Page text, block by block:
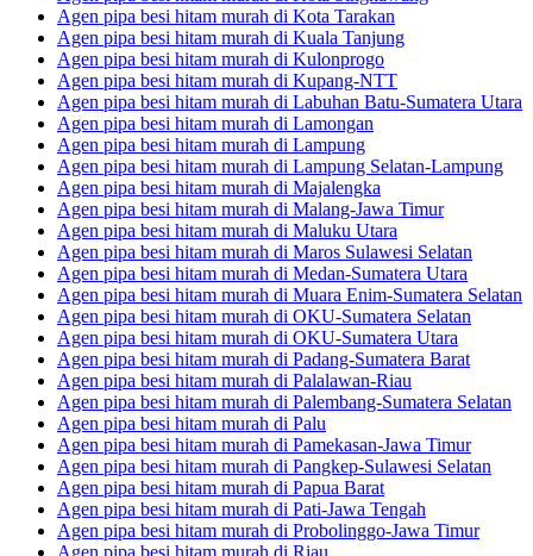
Agen pipa besi hitam murah di Kota Tarakan
Agen pipa besi hitam murah di Kuala Tanjung
Agen pipa besi hitam murah di Kulonprogo
Agen pipa besi hitam murah di Kupang-NTT
Agen pipa besi hitam murah di Labuhan Batu-Sumatera Utara
Agen pipa besi hitam murah di Lamongan
Agen pipa besi hitam murah di Lampung
Agen pipa besi hitam murah di Lampung Selatan-Lampung
Agen pipa besi hitam murah di Majalengka
Agen pipa besi hitam murah di Malang-Jawa Timur
Agen pipa besi hitam murah di Maluku Utara
Agen pipa besi hitam murah di Maros Sulawesi Selatan
Agen pipa besi hitam murah di Medan-Sumatera Utara
Agen pipa besi hitam murah di Muara Enim-Sumatera Selatan
Agen pipa besi hitam murah di OKU-Sumatera Selatan
Agen pipa besi hitam murah di OKU-Sumatera Utara
Agen pipa besi hitam murah di Padang-Sumatera Barat
Agen pipa besi hitam murah di Palalawan-Riau
Agen pipa besi hitam murah di Palembang-Sumatera Selatan
Agen pipa besi hitam murah di Palu
Agen pipa besi hitam murah di Pamekasan-Jawa Timur
Agen pipa besi hitam murah di Pangkep-Sulawesi Selatan
Agen pipa besi hitam murah di Papua Barat
Agen pipa besi hitam murah di Pati-Jawa Tengah
Agen pipa besi hitam murah di Probolinggo-Jawa Timur
Agen pipa besi hitam murah di Riau